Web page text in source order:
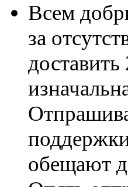
Всем
за
обещают